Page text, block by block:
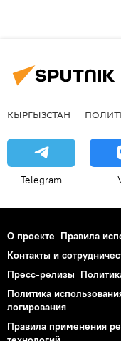
КЫРГЫЗСТАН
Telegram
О проекте Правила
Контакты и
Пресс-релизы
Политика
логирования
Правила применения